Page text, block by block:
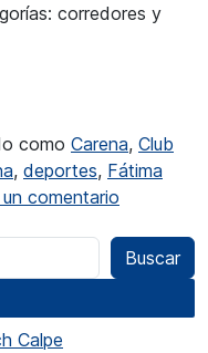
corredores y
como Carena, Club
, deportes, Fátima
un comentario
Buscar
Calpe